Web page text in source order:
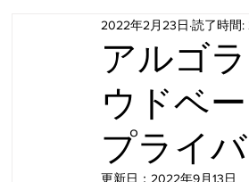
ウォレット 定期レポート
アルゴランド財団
サプライチェーン ゲーム
アルゴ
ウドベ
プライ
2022年2月23日 読了時間:
更新日： 2022年9月13日